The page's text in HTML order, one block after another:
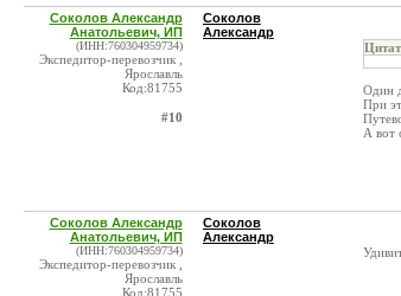
Соколов Александр
Анатольевич, ИП
(ИНН:760304959734)
Экспедитор-перевозчик ,
Ярославль
Код:81755
#10
Соколов
Александр
Один
При
А вот
Соколов Александр
Анатольевич, ИП
(ИНН:760304959734)
Экспедитор-перевозчик ,
Ярославль
Код:81755
Соколов
Александр